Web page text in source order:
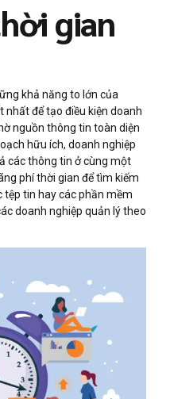
gian
khả năng to lớn của
để tạo điều kiện doanh
nguồn thông tin toàn diện
hữu ích, doanh nghiệp
các thông tin ở cùng một
phí thời gian để tìm kiếm
tin hay các phần mềm
doanh nghiệp quản lý theo